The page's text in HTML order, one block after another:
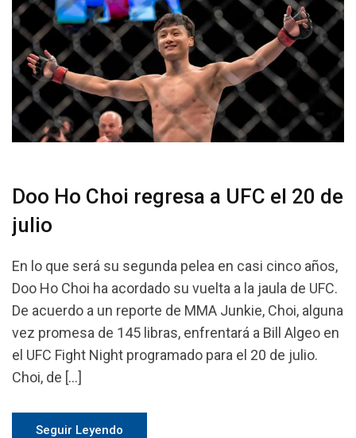
Doo Ho Choi regresa a UFC el 20 de
julio
En lo que será su segunda pelea en casi cinco años,
Doo Ho Choi ha acordado su vuelta a la jaula de UFC.
De acuerdo a un reporte de MMA Junkie, Choi, alguna
vez promesa de 145 libras, enfrentará a Bill Algeo en
el UFC Fight Night programado para el 20 de julio.
Choi, de […]
Seguir Leyendo